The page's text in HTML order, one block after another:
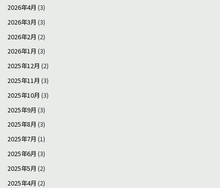
2026年4月 (3)
2026年3月 (3)
2026年2月 (2)
2026年1月 (3)
2025年12月 (2)
2025年11月 (3)
2025年10月 (3)
2025年9月 (3)
2025年8月 (3)
2025年7月 (1)
2025年6月 (3)
2025年5月 (2)
2025年4月 (2)